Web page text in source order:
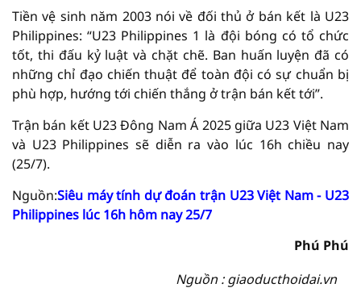
Tiền vệ sinh năm 2003 nói về đối thủ ở bán kết là U23
Philippines: “U23 Philippines 1 là đội bóng có tổ chức
tốt, thi đấu kỷ luật và chặt chẽ. Ban huấn luyện đã có
những chỉ đạo chiến thuật để toàn đội có sự chuẩn bị
phù hợp, hướng tới chiến thắng ở trận bán kết tới”.
Trận bán kết U23 Đông Nam Á 2025 giữa U23 Việt Nam
và U23 Philippines sẽ diễn ra vào lúc 16h chiều nay
(25/7).
Nguồn:Siêu máy tính dự đoán trận U23 Việt Nam - U23
Philippines lúc 16h hôm nay 25/7
Phú Phú
Nguồn : giaoducthoidai.vn